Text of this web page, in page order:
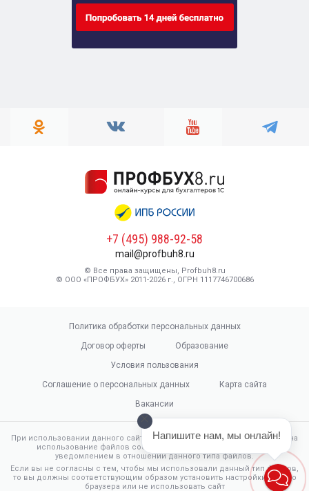
+7 (495) 988-92-58
mail@profbuh8.ru
© Все права защищены, Profbuh8.ru
© ООО «ПРОФБУХ» 2011-2026 г., ОГРН 1117746700686
Политика обработки персональных данных
Договор оферты
Образование
Условия пользования
Соглашение о персональных данных
Карта сайта
Вакансии
При использовании данного сайта, вы подтверждаете свое согласие на
использование файлов cookie в соответствии с настоящим
уведомлением в отношении данного типа файлов.
Если вы не согласны с тем, чтобы мы использовали данный тип файлов,
то вы должны соответствующим образом установить настройки вашего
браузера или не использовать сайт
Напишите нам, мы онлайн!